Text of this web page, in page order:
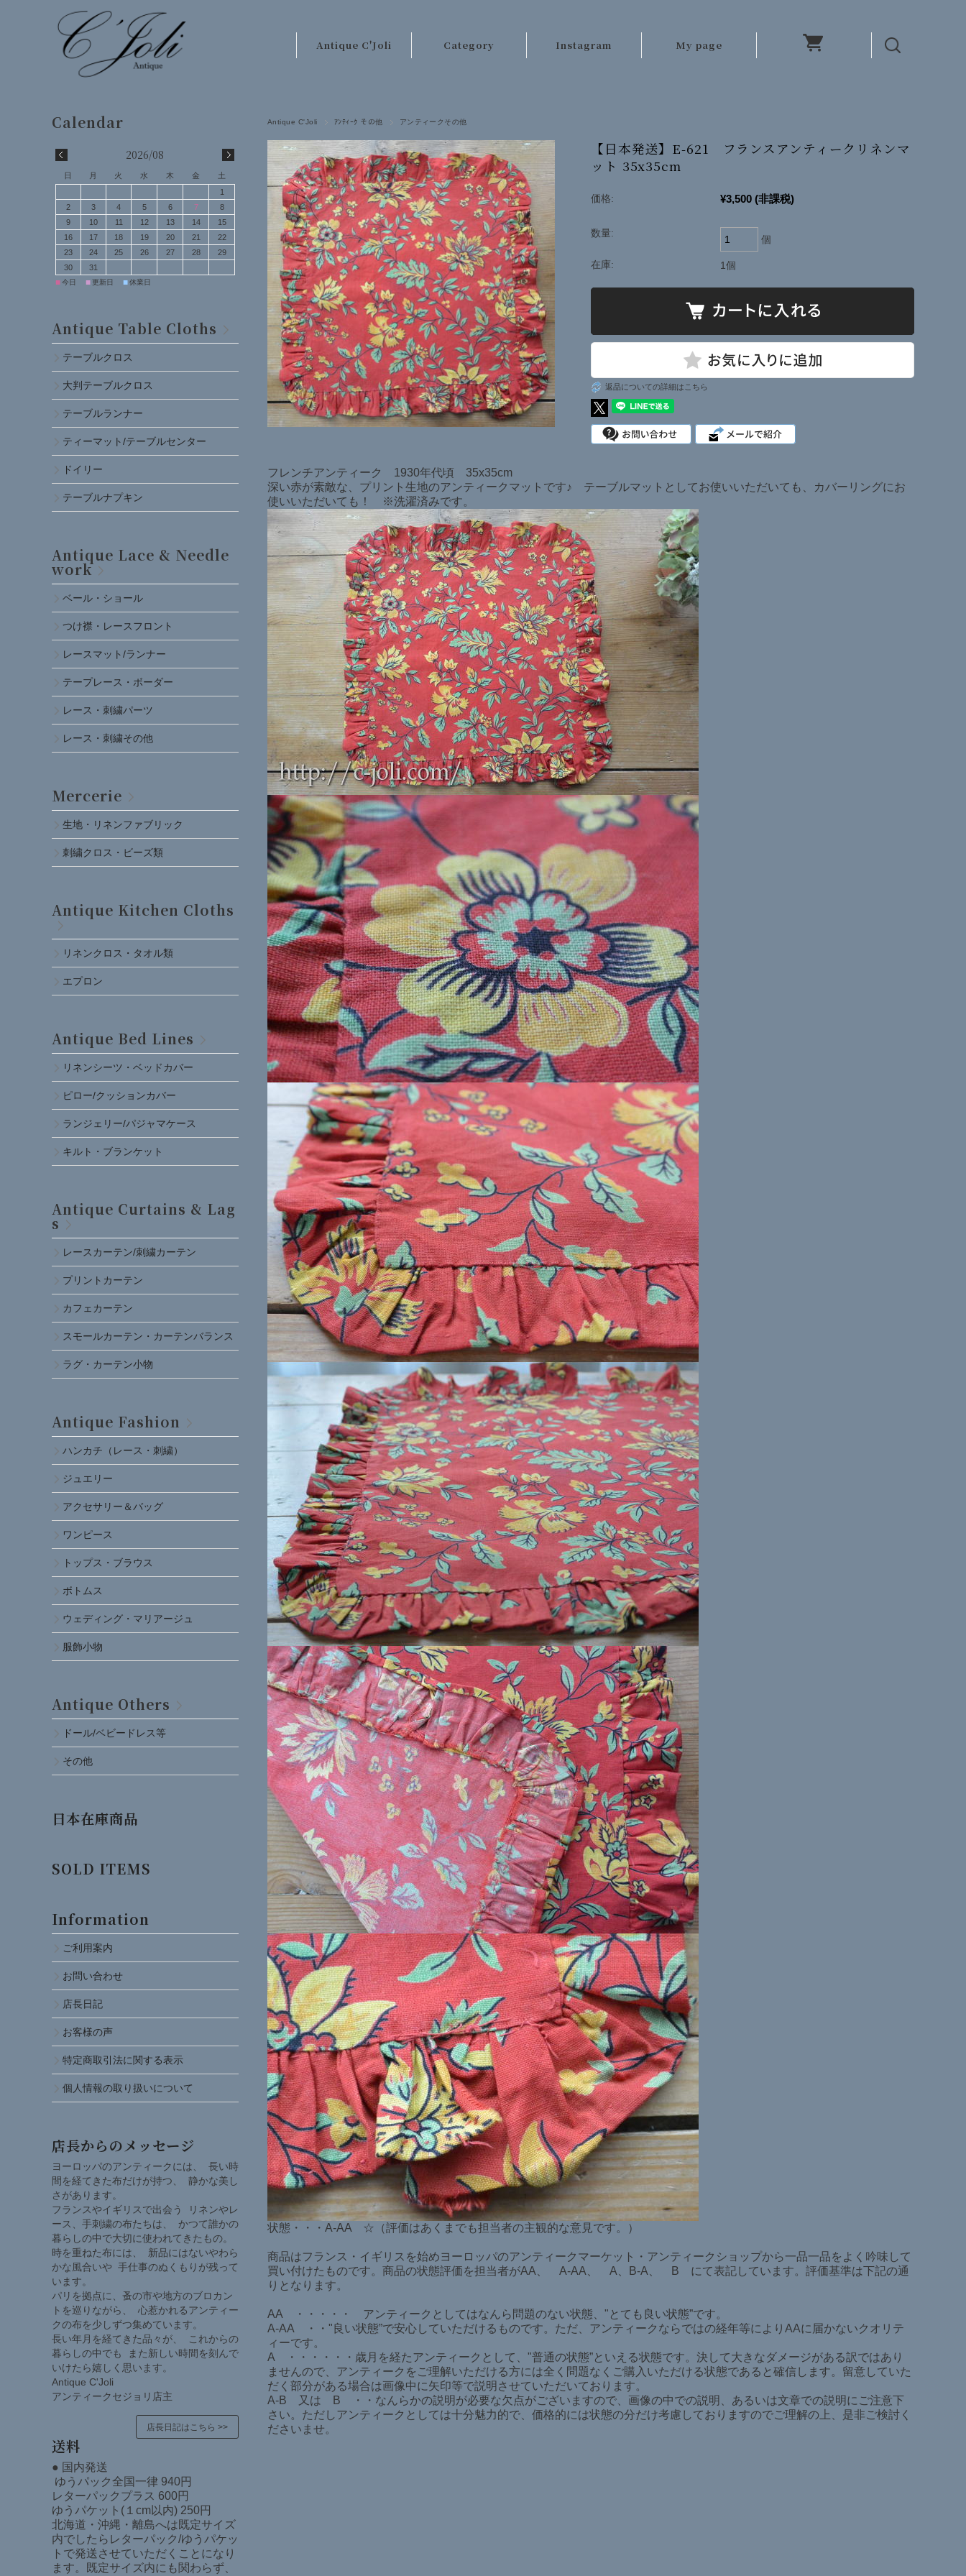
Antique C'Joli
お客様の声
お問い合わせ
Category
レース・刺繍
手芸材料
キッチンクロス類
ベッドリネン類
カーテン・ラグ類
ファッション
その他
日本在庫商品
SOLD ITEMS
Instagram My page
Antique C'Joli ｱﾝﾃｨｰｸ その他 アンティークその他
【日本発送】E-621 フランスアンティークリネンマ
ット 35x35cm
価格: ¥3,500 (非課税)
数量:
個
在庫: 1個
返品についての詳細はこちら
フレンチアンティーク 1930年代頃 35x35cm
深い赤が素敵な、プリント生地のアンティークマットです♪ テーブルマットとしてお使いいただいても、カバーリングにお
使いいただいても！ ※洗濯済みです。
状態・・・A-AA ☆（評価はあくまでも担当者の主観的な意見です。）
商品はフランス・イギリスを始めヨーロッパのアンティークマーケット・アンティークショップから一品一品をよく吟味して
買い付けたものです。商品の状態評価を担当者がAA、 A-AA、 A、B-A、 B にて表記しています。評価基準は下記の通
りとなります。
AA ・・・・・ アンティークとしてはなんら問題のない状態、"とても良い状態”です。
A-AA ・・"良い状態”で安心していただけるものです。ただ、アンティークならではの経年等によりAAに届かないクオリテ
ィーです。
A ・・・・・・歳月を経たアンティークとして、"普通の状態”といえる状態です。決して大きなダメージがある訳ではあり
ませんので、アンティークをご理解いただける方には全く問題なくご購入いただける状態であると確信します。留意していた
だく部分がある場合は画像中に矢印等で説明させていただいております。
A-B 又は B ・・なんらかの説明が必要な欠点がございますので、画像の中での説明、あるいは文章での説明にご注意下
さい。ただしアンティークとしては十分魅力的で、価格的には状態の分だけ考慮しておりますのでご理解の上、是非ご検討く
ださいませ。
2026/08
日 月 火 水 木 金
土
1
2
3 4 5 6 7
8
9
10 11 12 13 14
15
16
17 18 19 20 21
22
23
24 25 26 27 28
29
30
31
■今日 ■更新日 ■休業日
Antique Table Cloths
テーブルクロス
大判テーブルクロス
テーブルランナー
ティーマット/テーブルセンター
ドイリー
テーブルナプキン
Antique Lace & Needle
work
ベール・ショール
つけ襟・レースフロント
レースマット/ランナー
テープレース・ボーダー
レース・刺繍パーツ
レース・刺繍その他
Mercerie
生地・リネンファブリック
刺繍クロス・ビーズ類
Antique Kitchen Cloths
リネンクロス・タオル類
エプロン
Antique Bed Lines
リネンシーツ・ベッドカバー
ピロー/クッションカバー
ランジェリー/パジャマケース
キルト・ブランケット
Antique Curtains & Lag
s
レースカーテン/刺繍カーテン
プリントカーテン
カフェカーテン
スモールカーテン・カーテンバランス
ラグ・カーテン小物
Antique Fashion
ハンカチ（レース・刺繍）
ジュエリー
アクセサリー＆バッグ
ワンピース
トップス・ブラウス
ボトムス
ウェディング・マリアージュ
服飾小物
Antique Others
ドール/ベビードレス等
その他
日本在庫商品
SOLD ITEMS
Information
ご利用案内
お問い合わせ
店長日記
お客様の声
特定商取引法に関する表示
個人情報の取り扱いについて
店長からのメッセージ
ヨーロッパのアンティークには、 長い時
間を経てきた布だけが持つ、 静かな美し
さがあります。
フランスやイギリスで出会う リネンやレ
ース、手刺繍の布たちは、 かつて誰かの
暮らしの中で大切に使われてきたもの。
時を重ねた布には、 新品にはないやわら
かな風合いや 手仕事のぬくもりが残って
います。
パリを拠点に、蚤の市や地方のブロカン
トを巡りながら、 心惹かれるアンティー
クの布を少しずつ集めています。
長い年月を経てきた品々が、 これからの
暮らしの中でも また新しい時間を刻んで
いけたら嬉しく思います。
Antique C'Joli
アンティークセジョリ店主
店長日記はこちら >>
送料
● 国内発送
ゆうパック全国一律 940円
レターパックプラス 600円
ゆうパケット(１cm以内) 250円
北海道・沖縄・離島へは既定サイズ
内でしたらレターパック/ゆうパケッ
トで発送させていただくことになり
ます。既定サイズ内にも関わらず、